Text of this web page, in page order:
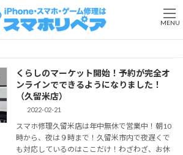
くらしのマーケット開始！予約が完全オ
ンラインでできるようになりました！
（久留米店）
2022-02-21
スマホ修理久留米店は年中無休で営業中！朝10
時から、夜は９時まで！久留米市内で夜遅くで
も対応しているのはここだけ！わざわざ、お休
MENU